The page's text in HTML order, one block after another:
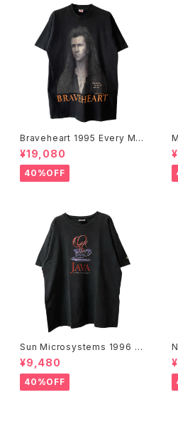
Braveheart 1995 Every Ma
n Dies, Not Every Man Real
ly Lives Movie Promo Tee
¥19,080
40%OFF
f
e
Sun Microsystems 1996 JA
VA DAY CMU '96 Promo Te
e
¥9,480
40%OFF